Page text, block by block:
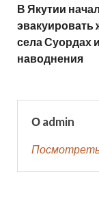
В Якутии
эвакуировать
села Суордах
наводнения
О admin
Посмотреть